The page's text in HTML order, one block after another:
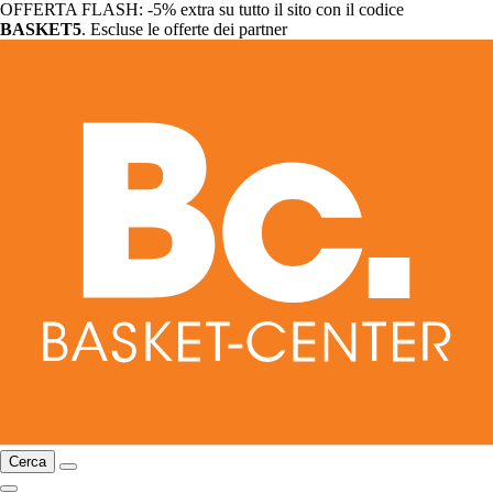
OFFERTA FLASH: -5% extra su tutto il sito con il codice
BASKET5. Escluse le offerte dei partner
Cerca